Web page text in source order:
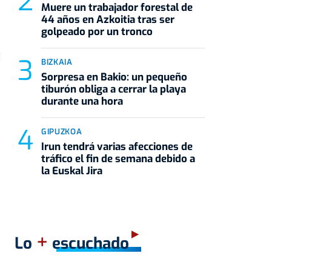
Muere un trabajador forestal de
44 años en Azkoitia tras ser
golpeado por un tronco
BIZKAIA
Sorpresa en Bakio: un pequeño
tiburón obliga a cerrar la playa
durante una hora
GIPUZKOA
Irun tendrá varias afecciones de
tráfico el fin de semana debido a
la Euskal Jira
Lo + escuchado